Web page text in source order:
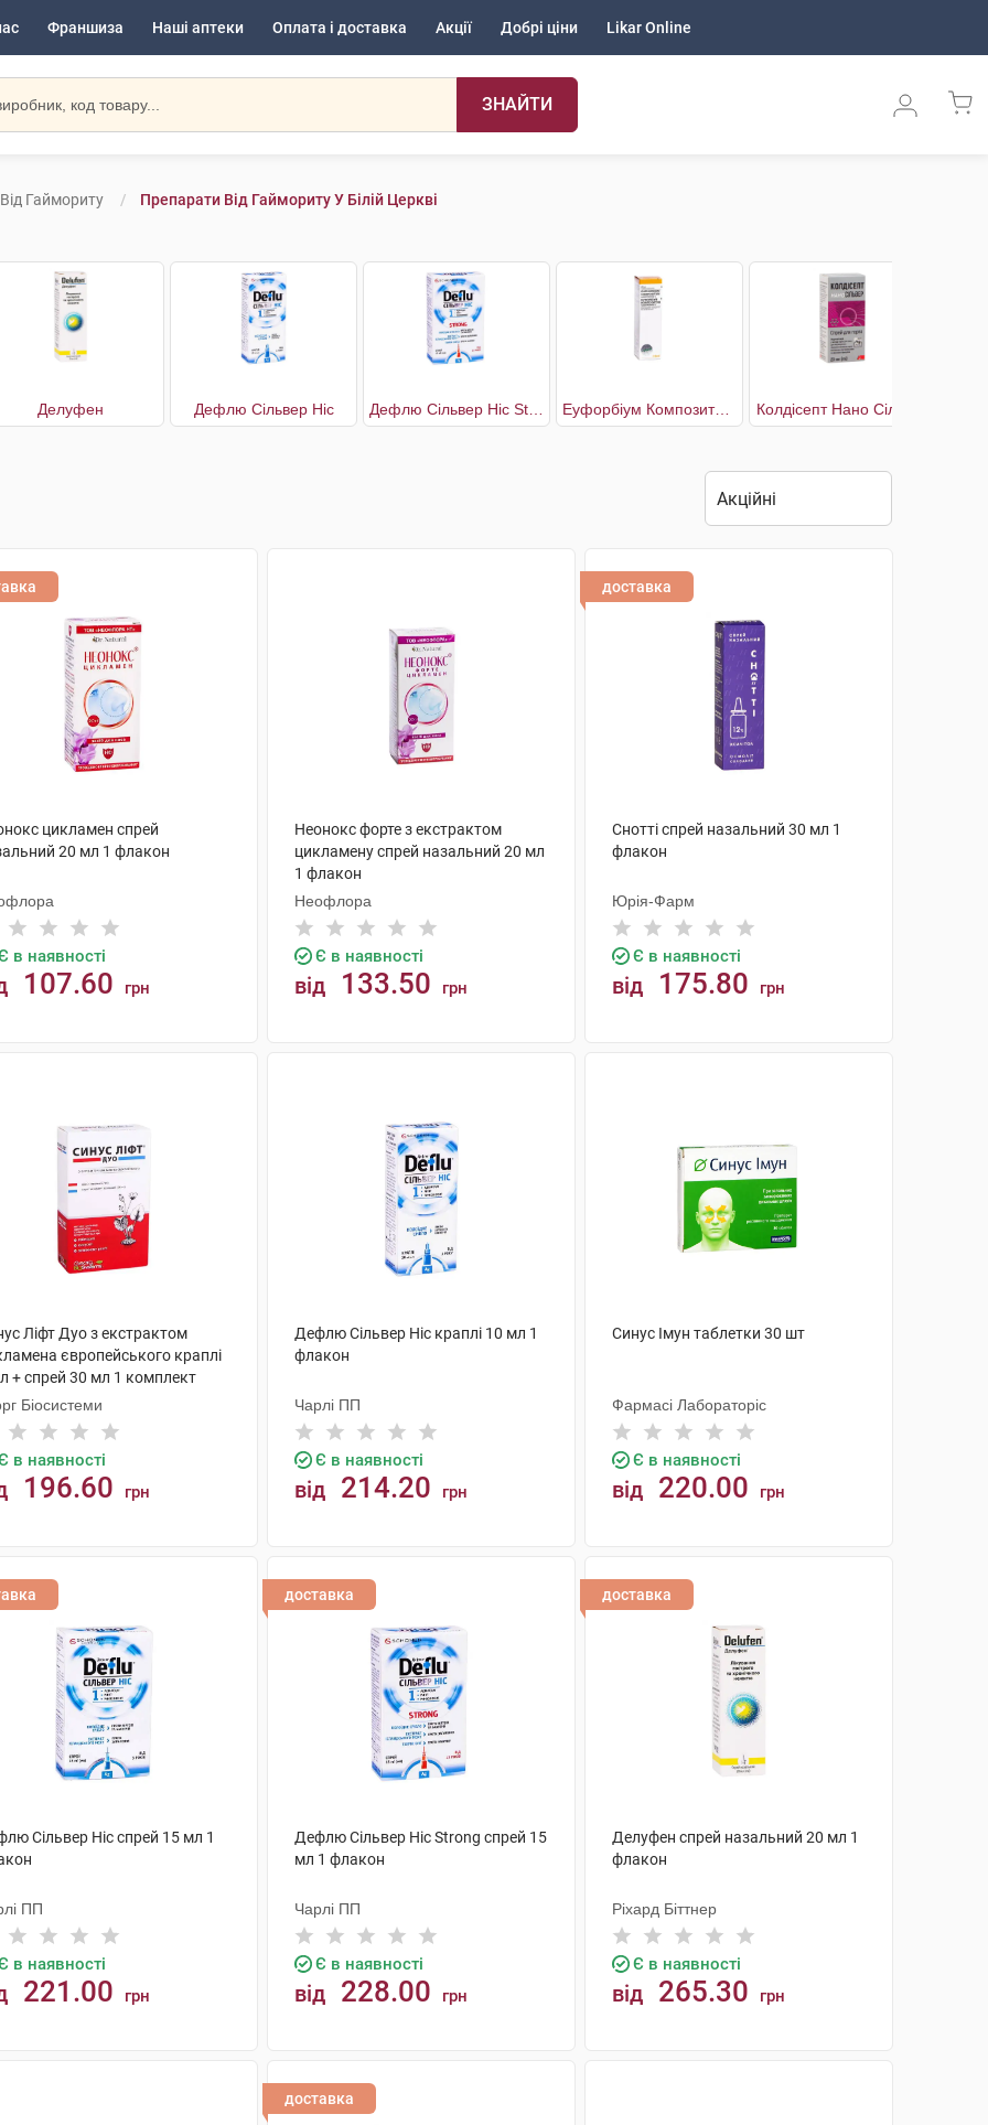
Франшиза Наші аптеки Оплата і доставка Акції Добрі ціни Likar Online
ЗНАЙТИ
Гаймориту Препарати Від Гаймориту У Білій Церкві
Делуфен Дефлю Сільвер Ніс Еуфорбіум Композитум Назентропфен С Колдісепт Нано Сільвер
цикламен спрей
20 мл 1 флакон
в наявності
107.60 грн
Неонокс форте з екстрактом
цикламену спрей назальний 20 мл
1 флакон
Неофлора
Є в наявності
від 133.50 грн
доставка
Снотті спрей назальний 30 мл 1
флакон
Юрія-Фарм
Є в наявності
від 175.80 грн
Ліфт Дуо з екстрактом
європейського краплі
+ спрей 30 мл 1 комплект
Біосистеми
в наявності
196.60 грн
Дефлю Сільвер Ніс краплі 10 мл 1
флакон
Чарлі ПП
Є в наявності
від 214.20 грн
Синус Імун таблетки 30 шт
Фармасі Лабораторіс
Є в наявності
від 220.00 грн
Сільвер Ніс спрей 15 мл 1
ПП
в наявності
221.00 грн
доставка
Дефлю Сільвер Ніс Strong спрей 15
мл 1 флакон
Чарлі ПП
Є в наявності
від 228.00 грн
доставка
Делуфен спрей назальний 20 мл 1
флакон
Ріхард Біттнер
Є в наявності
від 265.30 грн
доставка